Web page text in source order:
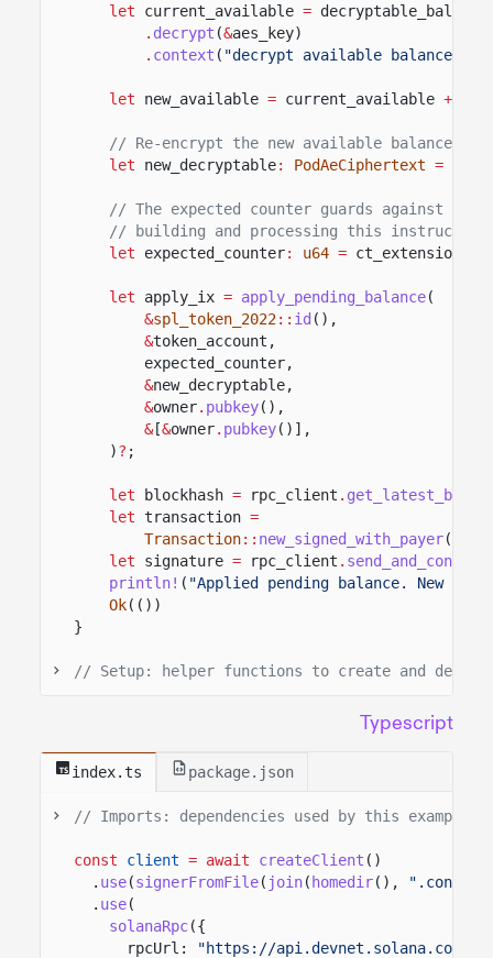
let current_available = decryptable_balance
. decrypt (&aes_key)
. context ( "decrypt available balance"
let new_available = current_available +
// Re-encrypt the new available balance
let
new_decryptable: PodAeCiphertext =
// The expected counter guards against
// building and processing this
let
expected_counter: u64 = ct_extension
let apply_ix = apply_pending_balance(
&spl_token_2022:: id (),
&token_account,
expected_counter,
&new_decryptable,
&owner. pubkey(),
&[&owner. pubkey()],
)? ;
let blockhash = rpc_client .
let transaction =
Transaction:: new_signed_with_payer(
let
signature = rpc_client .
println! ( "Applied pending balance. New
Ok(())
}
// Setup: helper functions to create and
Typescript
index.ts package.json
// Imports: dependencies used by this example.
const client = await createClient ()
. use(signerFromFile( join( homedir(),
".config/
. use(
solanaRpc({
rpcUrl:
"https://api.devnet.solana.com"